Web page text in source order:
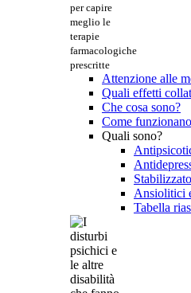
per capire
meglio le
terapie
farmacologiche
prescritte
Attenzione alle
Quali effetti
Che cosa sono?
Come
Quali sono?
Ansiolitici
Tabella